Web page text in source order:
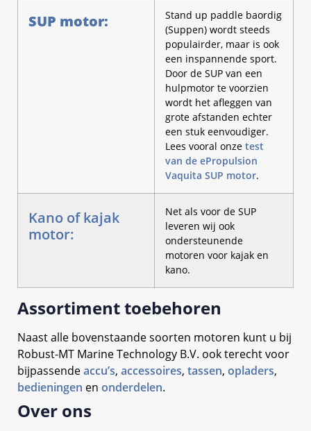
SUP motor:
Stand up paddle baordig
(Suppen) wordt steeds
populairder, maar is ook
een inspannende sport.
Door de SUP van een
hulpmotor te voorzien
wordt het afleggen van
grote afstanden echter
een stuk eenvoudiger.
Lees vooral onze test
van de ePropulsion
Vaquita SUP motor.
Kano of kajak
motor:
Net als voor de SUP
leveren wij ook
ondersteunende
motoren voor kajak en
kano.
Assortiment toebehoren
Naast alle bovenstaande soorten motoren kunt u bij
Robust-MT Marine Technology B.V. ook terecht voor
bijpassendeaccu’s, accessoires, tassen, opladers,
bedieningen en onderdelen.
Over ons